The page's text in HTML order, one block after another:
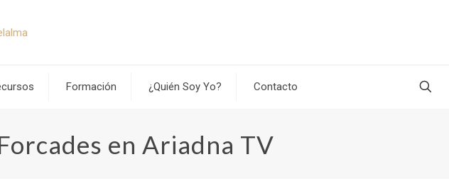
Formación ¿Quién Soy Yo? Contacto
en Ariadna TV